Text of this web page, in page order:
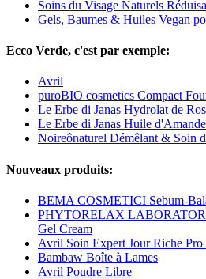
Soins du Visage Naturels
Gels, Baumes & Huiles Vegan
Ecco Verde, c'est par exemple:
Avril
puroBIO cosmetics Compact
Le Erbe di Janas Hydrolat de
Le Erbe di Janas Huile
Noireônaturel Démêlant & Soin
Nouveaux produits:
BEMA COSMETICI Sebum-
PHYTORELAX
Gel Cream
Avril Soin Expert Jour Riche
Bambaw Boîte à Lames
Avril Poudre Libre